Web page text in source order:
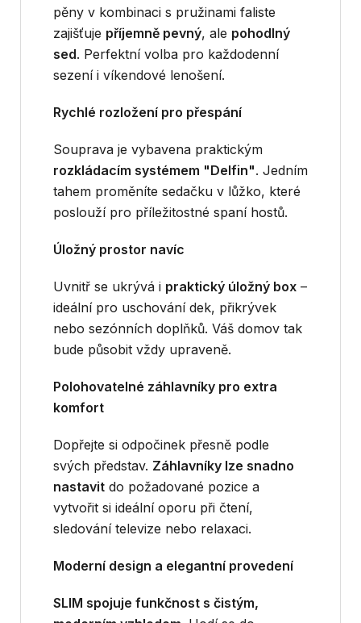
pěny v kombinaci s pružinami faliste
zajišťuje příjemně pevný, ale pohodlný
sed. Perfektní volba pro každodenní
sezení i víkendové lenošení.
Rychlé rozložení pro přespání
Souprava je vybavena praktickým
rozkládacím systémem "Delfin". Jedním
tahem proměníte sedačku v lůžko, které
poslouží pro příležitostné spaní hostů.
Úložný prostor navíc
Uvnitř se ukrývá i praktický úložný box –
ideální pro uschování dek, přikrývek
nebo sezónních doplňků. Váš domov tak
bude působit vždy upraveně.
Polohovatelné záhlavníky pro extra
komfort
Dopřejte si odpočinek přesně podle
svých představ. Záhlavníky lze snadno
nastavit do požadované pozice a
vytvořit si ideální oporu při čtení,
sledování televize nebo relaxaci.
Moderní design a elegantní provedení
SLIM spojuje funkčnost s čistým,